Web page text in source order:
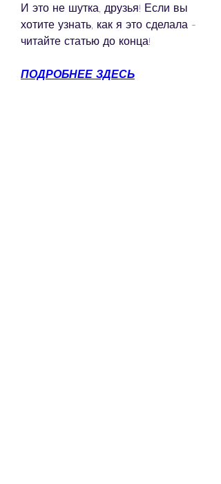
И это не шутка, друзья! Если вы
хотите узнать, как я это сделала -
читайте статью до конца!
ПОДРОБНЕЕ ЗДЕСЬ